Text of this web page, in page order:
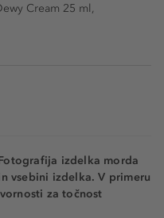
Cream 25 ml,
izdelka morda
vsebini izdelka. V primeru
za točnost